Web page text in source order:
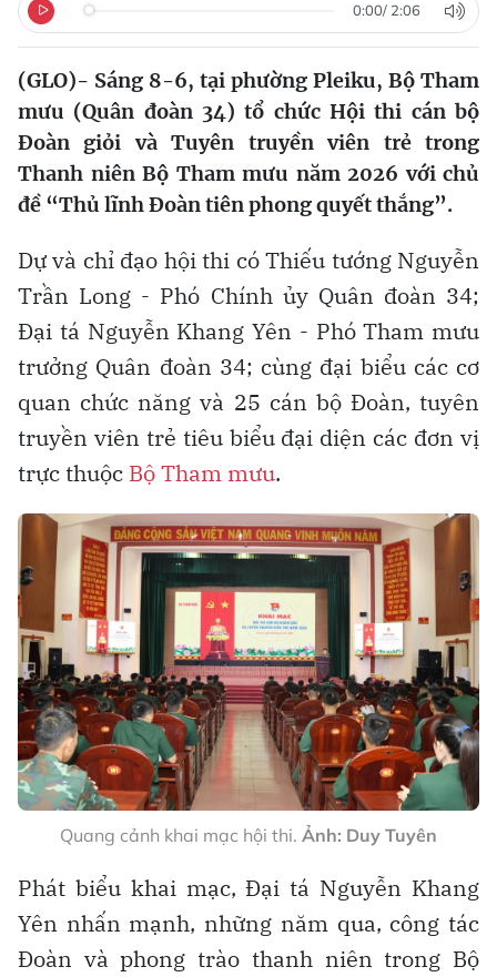
0:00/ 2:06
(GLO)- Sáng 8-6, tại phường Pleiku, Bộ Tham
mưu (Quân đoàn 34) tổ chức Hội thi cán bộ
Đoàn giỏi và Tuyên truyền viên trẻ trong
Thanh niên Bộ Tham mưu năm 2026 với chủ
đề “Thủ lĩnh Đoàn tiên phong quyết thắng”.
Dự và chỉ đạo hội thi có Thiếu tướng Nguyễn
Trần Long - Phó Chính ủy Quân đoàn 34;
Đại tá Nguyễn Khang Yên - Phó Tham mưu
trưởng Quân đoàn 34; cùng đại biểu các cơ
quan chức năng và 25 cán bộ Đoàn, tuyên
truyền viên trẻ tiêu biểu đại diện các đơn vị
trực thuộc Bộ Tham mưu.
Quang cảnh khai mạc hội thi. Ảnh: Duy Tuyên
Phát biểu khai mạc, Đại tá Nguyễn Khang
Yên nhấn mạnh, những năm qua, công tác
Đoàn và phong trào thanh niên trong Bộ